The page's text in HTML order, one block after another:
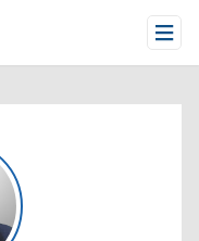
Open Menu